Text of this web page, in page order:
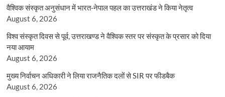
वैश्विक संस्कृत अनुसंधान में भारत-नेपाल पहल का उत्तराखंड ने किया नेतृत्व
August 6, 2026
विश्व संस्कृत दिवस से पूर्व, उत्तराखण्ड ने वैश्विक स्तर पर संस्कृत के प्रसार को दिया
नया आयाम
August 6, 2026
मुख्य निर्वाचन अधिकारी ने लिया राजनैतिक दलों से SIR पर फीडबैक
August 6, 2026